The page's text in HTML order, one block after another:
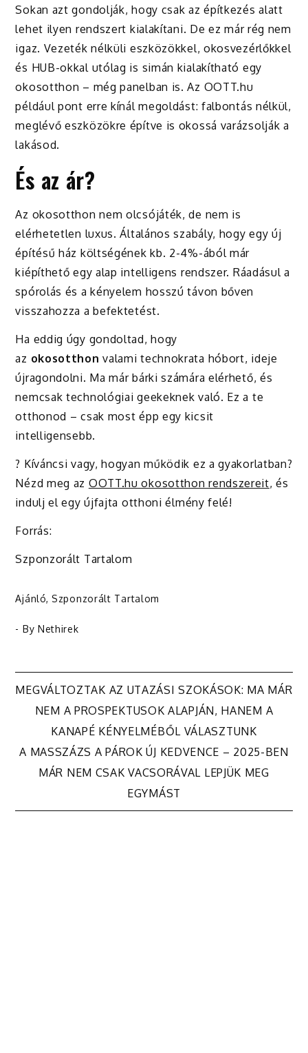
Sokan azt gondolják, hogy csak az építkezés alatt
lehet ilyen rendszert kialakítani. De ez már rég nem
igaz. Vezeték nélküli eszközökkel, okosvezérlőkkel
és HUB-okkal utólag is simán kialakítható egy
okosotthon – még panelban is. Az OOTT.hu
például pont erre kínál megoldást: falbontás nélkül,
meglévő eszközökre építve is okossá varázsolják a
lakásod.
És az ár?
Az okosotthon nem olcsójáték, de nem is
elérhetetlen luxus. Általános szabály, hogy egy új
építésű ház költségének kb. 2-4%-ából már
kiépíthető egy alap intelligens rendszer. Ráadásul a
spórolás és a kényelem hosszú távon bőven
visszahozza a befektetést.
Ha eddig úgy gondoltad, hogy
az okosotthon valami technokrata hóbort, ideje
újragondolni. Ma már bárki számára elérhető, és
nemcsak technológiai geekeknek való. Ez a te
otthonod – csak most épp egy kicsit
intelligensebb.
? Kíváncsi vagy, hogyan működik ez a gyakorlatban?
Nézd meg az OOTT.hu okosotthon rendszereit, és
indulj el egy újfajta otthoni élmény felé!
Forrás:
Szponzorált Tartalom
Ajánló,Szponzorált Tartalom
- By Nethirek
Bejegyzés
navigáció
MEGVÁLTOZTAK AZ UTAZÁSI SZOKÁSOK: MA MÁR
NEM A PROSPEKTUSOK ALAPJÁN, HANEM A
KANAPÉ KÉNYELMÉBŐL VÁLASZTUNK
A MASSZÁZS A PÁROK ÚJ KEDVENCE – 2025-BEN
MÁR NEM CSAK VACSORÁVAL LEPJÜK MEG
EGYMÁST